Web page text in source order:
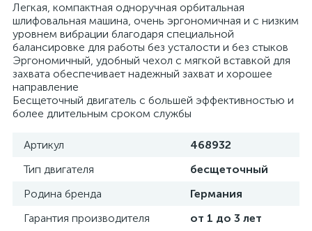
Легкая, компактная одноручная орбитальная
шлифовальная машина, очень эргономичная и с низким
уровнем вибрации благодаря специальной
балансировке для работы без усталости и без стыков
Эргономичный, удобный чехол с мягкой вставкой для
захвата обеспечивает надежный захват и хорошее
направление
Бесщеточный двигатель с большей эффективностью и
более длительным сроком службы
Артикул
468932
Тип двигателя
бесщеточный
Родина бренда
Германия
Гарантия производителя
от 1 до 3 лет